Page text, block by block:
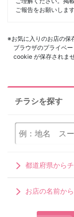
ご報告をお願いします
※お気に入りのお店の保
ブラウザのプライベ
cookie が保存されま
チラシを探す
都道府県から
お店の名前か